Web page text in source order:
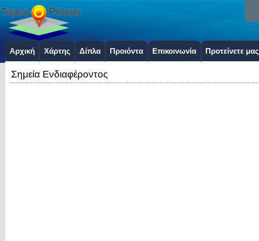
Αρχική Χάρτης Δίπλα Προιόντα Επικοινωνία Προτείνετε μας
Σημεία Ενδιαφέροντος